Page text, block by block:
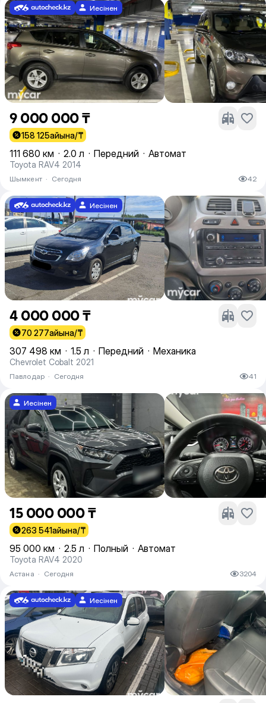
Иесінен
9 000 000 ₸
158 125айына/₸
111 680 км · 2.0 л · Передний · Автомат
Toyota RAV4 2014
Шымкент · Сегодня 42
Иесінен
4 000 000 ₸
70 277айына/₸
307 498 км · 1.5 л · Передний · Механика
Chevrolet Cobalt 2021
Павлодар · Сегодня 41
Иесінен
15 000 000 ₸
263 541айына/₸
95 000 км · 2.5 л · Полный · Автомат
Toyota RAV4 2020
Астана · Сегодня 3204
Иесінен